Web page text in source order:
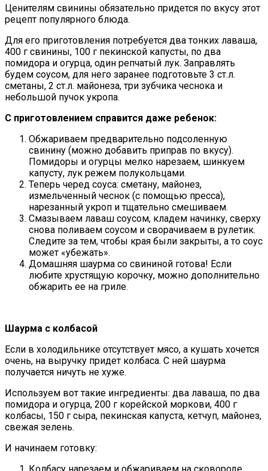
Ценителям свинины обязательно придется по вкусу этот
рецепт популярного блюда.
Для его приготовления потребуется два тонких лаваша,
400 г свинины, 100 г пекинской капусты, по два
помидора и огурца, один репчатый лук. Заправлять
будем соусом, для него заранее подготовьте 3 ст.л.
сметаны, 2 ст.л. майонеза, три зубчика чеснока и
небольшой пучок укропа.
С приготовлением справится даже ребенок:
Обжариваем предварительно подсоленную
свинину (можно добавить приправ по вкусу).
Помидоры и огурцы мелко нарезаем, шинкуем
капусту, лук режем полукольцами.
Теперь черед соуса: сметану, майонез,
измельченный чеснок (с помощью пресса),
нарезанный укроп и тщательно смешиваем.
Смазываем лаваш соусом, кладем начинку, сверху
снова поливаем соусом и сворачиваем в рулетик.
Следите за тем, чтобы края были закрыты, а то соус
может «убежать».
Домашняя шаурма со свининой готова! Если
любите хрустящую корочку, можно дополнительно
обжарить ее на гриле.
Шаурма с колбасой
Если в холодильнике отсутствует мясо, а кушать хочется
очень, на выручку придет колбаса. С ней шаурма
получается ничуть не хуже.
Используем вот такие ингредиенты: два лаваша, по два
помидора и огурца, 200 г корейской моркови, 400 г
колбасы, 150 г сыра, пекинская капуста, кетчуп, майонез,
свежая зелень.
И начинаем готовку: